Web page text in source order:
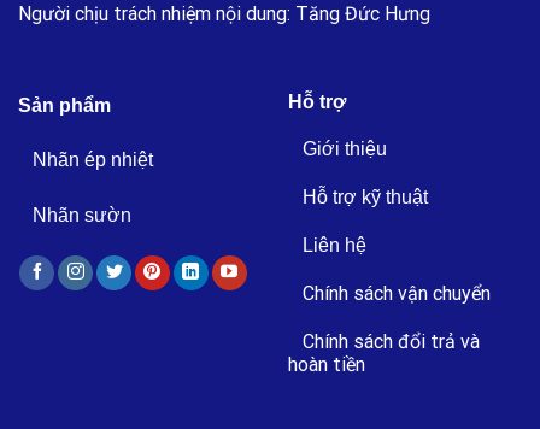
Người chịu trách nhiệm nội dung: Tăng Đức Hưng
Sản phẩm
Nhãn ép nhiệt
Nhãn sườn
Hỗ trợ
Giới thiệu
Hỗ trợ kỹ thuật
Liên hệ
Chính sách vận chuyển
Chính sách đổi trả và
hoàn tiền